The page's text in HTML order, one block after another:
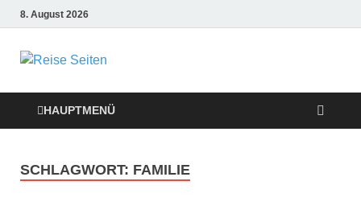
8. August 2026
Die besten
Reise-Webseiten
für Ihre perfekte
Reiseplanung
HAUPTMENÜ
SCHLAGWORT: FAMILIE